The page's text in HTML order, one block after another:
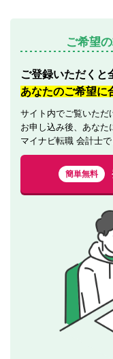
ご希望
ご登録いただくと
あなたのご希望に
サイト内でご覧いただ
お申し込み後、あなた
マイナビ転職 会計士
簡単無料